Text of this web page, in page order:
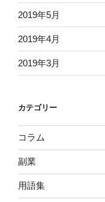
2019年5月
2019年4月
2019年3月
カテゴリー
コラム
副業
用語集